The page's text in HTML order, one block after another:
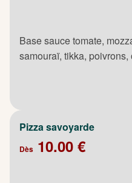
Base sauce tomate,
samouraï, tikka, poivrons,
Pizza savoyarde
Dès 10.00 €